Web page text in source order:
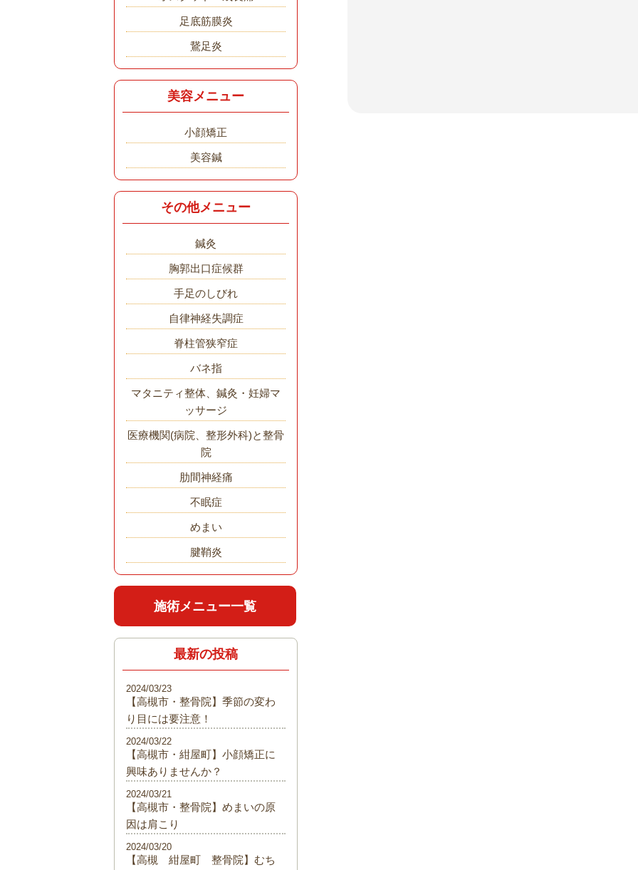
足底筋膜炎
鵞足炎
美容メニュー
小顔矯正
美容鍼
その他メニュー
鍼灸
胸郭出口症候群
手足のしびれ
自律神経失調症
脊柱管狭窄症
バネ指
マタニティ整体、鍼灸・妊婦マ
ッサージ
医療機関(病院、整形外科)と整骨
院
肋間神経痛
不眠症
めまい
腱鞘炎
施術メニュー一覧
最新の投稿
【高槻市・整骨院】季節の変わ
り目には要注意！
2024/03/23
【高槻市・紺屋町】小顔矯正に
興味ありませんか？
2024/03/22
【高槻市・整骨院】めまいの原
因は肩こり
2024/03/21
【高槻 紺屋町 整骨院】むち
2024/03/20